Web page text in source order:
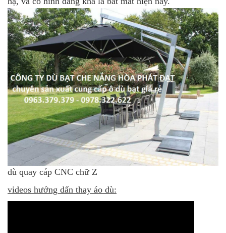
dù quay cáp CNC chữ Z
videos hướng dấn thay áo dù: